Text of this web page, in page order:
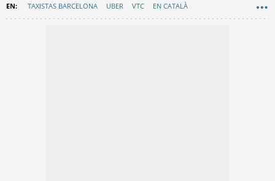
TAXISTAS BARCELONA UBER VTC EN CATALÀ